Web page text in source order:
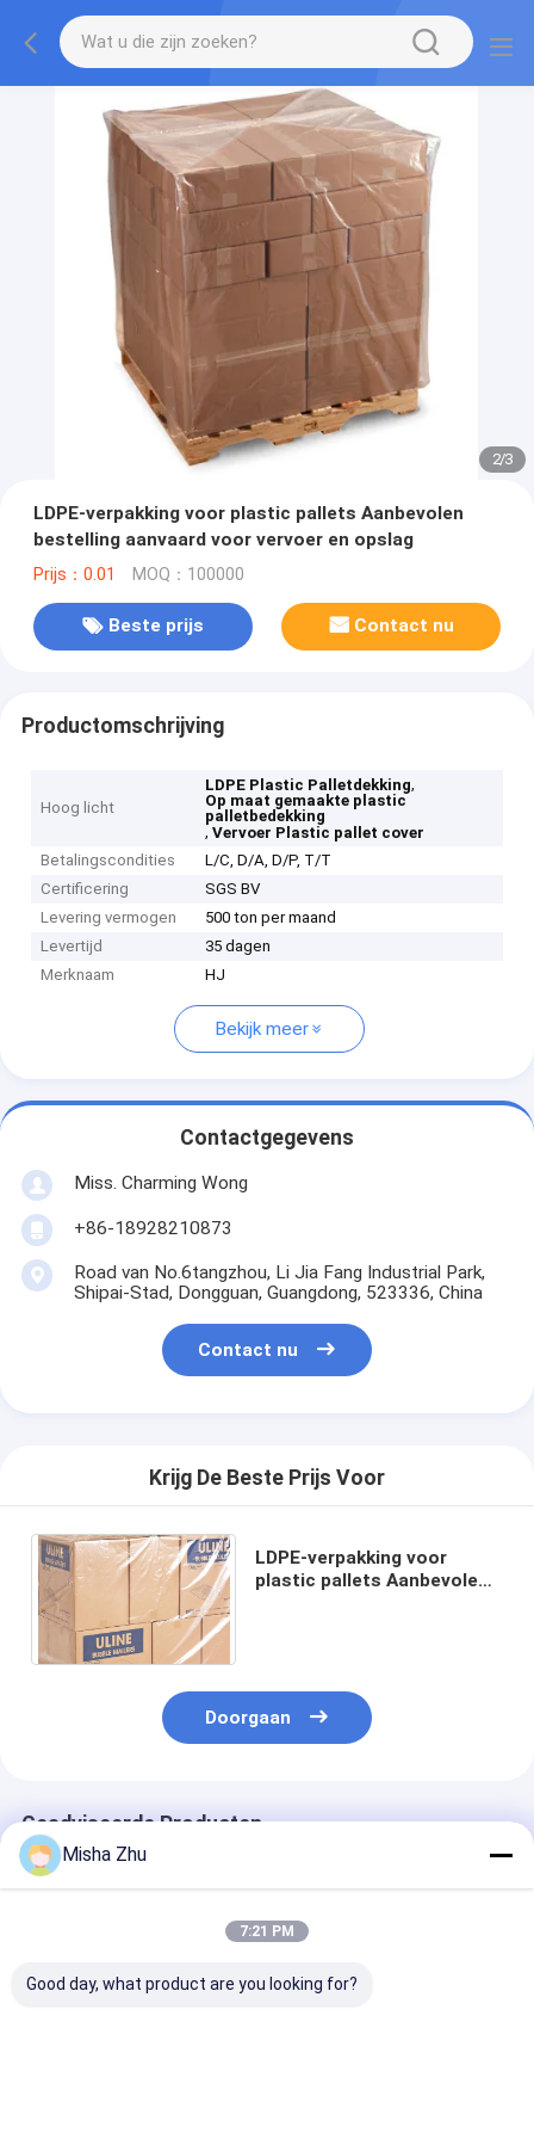
2/3
LDPE-verpakking voor plastic pallets Aanbevolen
bestelling aanvaard voor vervoer en opslag
Prijs：0.01 MOQ：100000
Beste prijs Contact nu
Productomschrijving
Hoog licht
LDPE Plastic Palletdekking,
Op maat gemaakte plastic
palletbedekking
,Vervoer Plastic pallet cover
Betalingscondities
L/C, D/A, D/P, T/T
Certificering
SGS BV
Levering vermogen
500 ton per maand
Levertijd
35 dagen
Merknaam
HJ
Bekijk meer
Contactgegevens
Miss. Charming Wong
+86-18928210873
Road van No.6tangzhou, Li Jia Fang Industrial Park,
Shipai-Stad, Dongguan, Guangdong, 523336, China
Contact nu
Krijg De Beste Prijs Voor
LDPE-verpakking voor
plastic pallets Aanbevolen
Doorgaan
Geadviseerde Producten
Misha Zhu
7:21 PM
Good day, what product are you looking for?